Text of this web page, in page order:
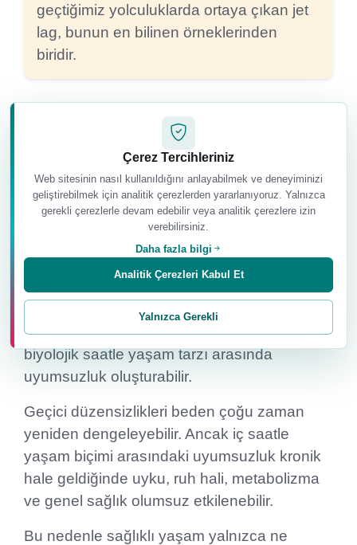
geçtiğimiz yolculuklarda ortaya çıkan jet
lag, bunun en bilinen örneklerinden
biridir.
Yaşam Tarzımız Biyolojik Saatimizle
Geç saatlere kadar parlak ışığa maruz
kalmak, düzensiz uyumak, gece yemek
yemek, sürekli değişen çalışma saatleri ve
gün ışığından yeterince yararlanmamak
biyolojik saatle yaşam tarzı arasında
uyumsuzluk oluşturabilir.
Geçici düzensizlikleri beden çoğu zaman
yeniden dengeleyebilir. Ancak iç saatle
yaşam biçimi arasındaki uyumsuzluk kronik
hale geldiğinde uyku, ruh hali, metabolizma
ve genel sağlık olumsuz etkilenebilir.
Bu nedenle sağlıklı yaşam yalnızca ne
Çerez Tercihleriniz
Web sitesinin nasıl kullanıldığını anlayabilmek ve deneyiminizi
geliştirebilmek için analitik çerezlerden yararlanıyoruz. Yalnızca
gerekli çerezlerle devam edebilir veya analitik çerezlere izin
verebilirsiniz.
Daha fazla bilgi
Yalnızca Gerekli
Analitik Çerezleri Kabul Et